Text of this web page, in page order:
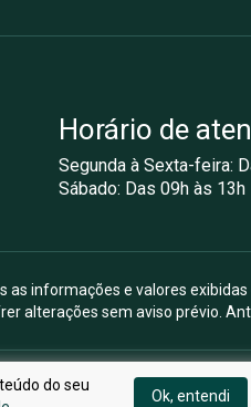
Horário de
Segunda à Sexta-feira:
Sábado: Das 09h às 13h
as informações e valores
alterações sem aviso prévio.
do seu
Ok, entendi